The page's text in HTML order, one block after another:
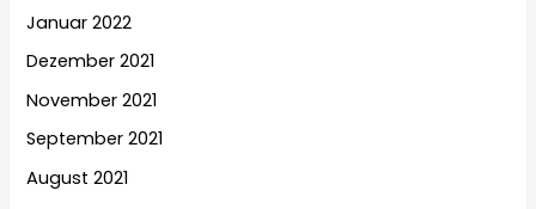
Januar 2022
Dezember 2021
November 2021
September 2021
August 2021